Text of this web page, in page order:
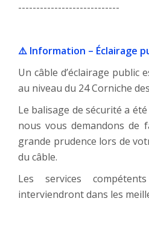
----------------------------
⚠️ Information – Éclairage
Un câble d’éclairage public
au niveau du 24 Corniche
Le balisage de sécurité a
nous vous demandons de
grande prudence lors de
du câble.
Les services
interviendront dans les